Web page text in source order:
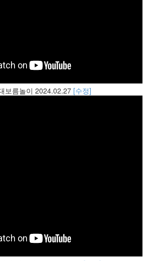
보름놀이 2024.02.27 [수정]